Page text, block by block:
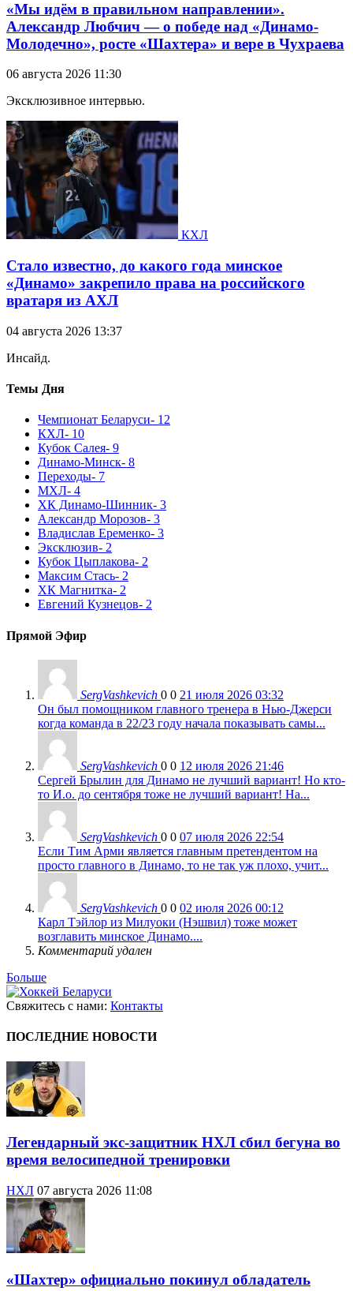
«Мы идём в правильном направлении».
Александр Любчич — о победе над «Динамо-
Молодечно», росте «Шахтера» и вере в Чухраева
06 августа 2026 11:30
Эксклюзивное интервью.
КХЛ
Стало известно, до какого года минское
«Динамо» закрепило права на российского
вратаря из АХЛ
04 августа 2026 13:37
Инсайд.
Темы Дня
Чемпионат Беларуси- 12
КХЛ- 10
Кубок Салея- 9
Динамо-Минск- 8
Переходы- 7
МХЛ- 4
ХК Динамо-Шинник- 3
Александр Морозов- 3
Владислав Еременко- 3
Эксклюзив- 2
Кубок Цыплакова- 2
Максим Стась- 2
ХК Магнитка- 2
Евгений Кузнецов- 2
Прямой Эфир
SergVashkevich 0 0 21 июля 2026 03:32
Он был помощником главного тренера в Нью-Джерси
когда команда в 22/23 году начала показывать самы...
SergVashkevich 0 0 12 июля 2026 21:46
Сергей Брылин для Динамо не лучший вариант! Но кто-
то И.о. до сентября тоже не лучший вариант! На...
SergVashkevich 0 0 07 июля 2026 22:54
Если Тим Арми является главным претендентом на
просто главного в Динамо, то не так уж плохо, учит...
SergVashkevich 0 0 02 июля 2026 00:12
Карл Тэйлор из Милуоки (Нэшвил) тоже может
возглавить минское Динамо....
Комментарий удален
Больше
Свяжитесь с нами: Контакты
ПОСЛЕДНИЕ НОВОСТИ
Легендарный экс-защитник НХЛ сбил бегуна во
время велосипедной тренировки
НХЛ 07 августа 2026 11:08
«Шахтер» официально покинул обладатель